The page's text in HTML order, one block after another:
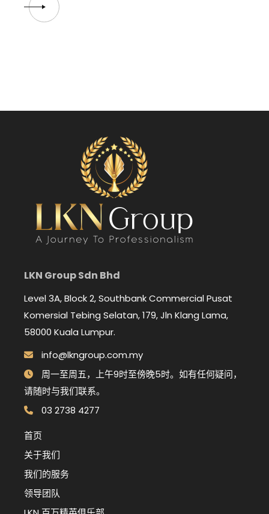
LKN Group Sdn Bhd
Level 3A, Block 2, Southbank Commercial Pusat
Komersial Tebing Selatan, 179, Jln Klang Lama,
58000 Kuala Lumpur.
info@lkngroup.com.my
周一至周五，上午9时至傍晚5时。如有任何疑问，
请随时与我们联系。
03 2738 4277
首页
关于我们
我们的服务
领导团队